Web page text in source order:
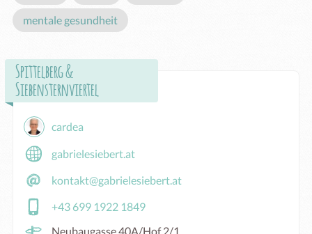
mentale gesundheit
Spittelberg &
Siebensternviertel
cardea
gabrielesiebert.at
kontakt@gabrielesiebert.at
+43 699 1922 1849
Neubaugasse 40A/Hof 2/1